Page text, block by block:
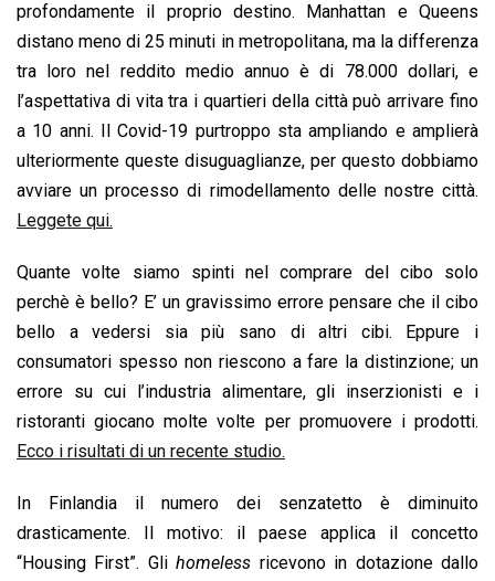
profondamente il proprio destino. Manhattan e Queens
distano meno di 25 minuti in metropolitana, ma la differenza
tra loro nel reddito medio annuo è di 78.000 dollari, e
l’aspettativa di vita tra i quartieri della città può arrivare fino
a 10 anni. Il Covid-19 purtroppo sta ampliando e amplierà
ulteriormente queste disuguaglianze, per questo dobbiamo
avviare un processo di rimodellamento delle nostre città.
Leggete qui.
Quante volte siamo spinti nel comprare del cibo solo
perchè è bello? E’ un gravissimo errore pensare che il cibo
bello a vedersi sia più sano di altri cibi. Eppure i
consumatori spesso non riescono a fare la distinzione; un
errore su cui l’industria alimentare, gli inserzionisti e i
ristoranti giocano molte volte per promuovere i prodotti.
Ecco i risultati di un recente studio.
In Finlandia il numero dei senzatetto è diminuito
drasticamente. Il motivo: il paese applica il concetto
“Housing First”. Glihomeless ricevono in dotazione dallo